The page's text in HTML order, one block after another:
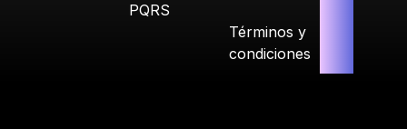
PQRS
Términos y
condiciones